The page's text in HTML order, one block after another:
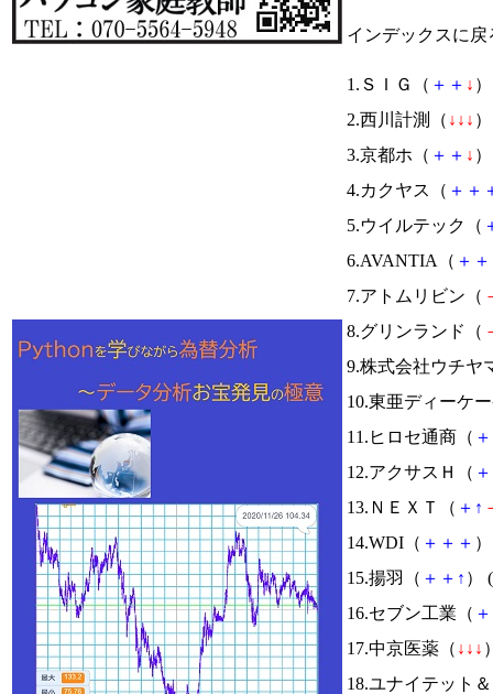
インデックスに戻
1.ＳＩＧ（ ＋ ＋ ↓
2.西川計測（ ↓ ↓ ↓
3.京都ホ（ ＋ ＋ ↓
4.カクヤス（ ＋ ＋
5.ウイルテック（
6.AVANTIA（ ＋ ＋
7.アトムリビン（
8.グリンランド（
9.株式会社ウチヤ
10.東亜ディーケ
11.ヒロセ通商（ ＋
12.アクサスＨ（ ＋
13.ＮＥＸＴ（ ＋ ↑
14.WDI（ ＋ ＋ ＋
15.揚羽（ ＋ ＋ ↑ ） (
16.セブン工業（ ＋
17.中京医薬（ ↓ ↓ ↓
18.ユナイテット